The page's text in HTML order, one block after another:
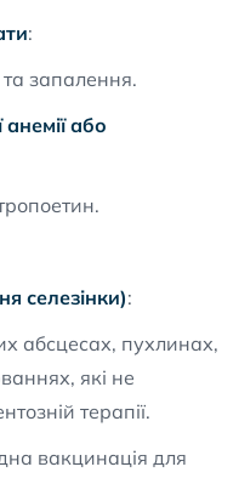
:
запалення.
або
селезінки):
абсцесах, пухлинах,
які не
терапії.
вакцинація для